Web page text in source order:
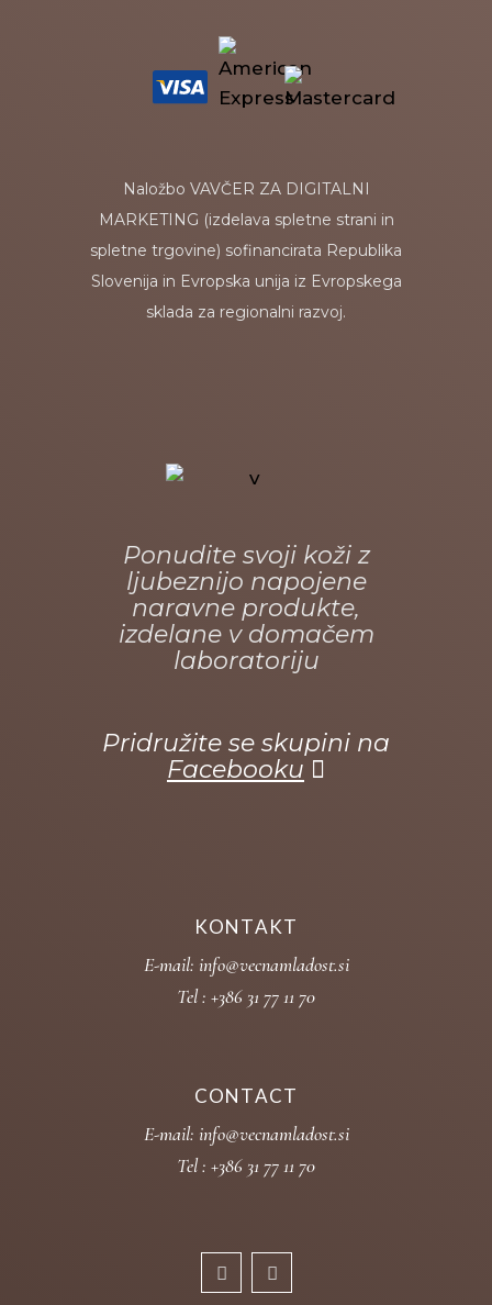
Naložbo VAVČER ZA DIGITALNI
MARKETING (izdelava spletne strani in
spletne trgovine) sofinancirata Republika
Slovenija in Evropska unija iz Evropskega
sklada za regionalni razvoj.
Ponudite svoji koži z
ljubeznijo napojene
naravne produkte,
izdelane v domačem
laboratoriju
Pridružite se skupini na
Facebooku
KONTAKT
E-mail: info@vecnamladost.si
Tel : +386 31 77 11 70
CONTACT
E-mail: info@vecnamladost.si
Tel : +386 31 77 11 70